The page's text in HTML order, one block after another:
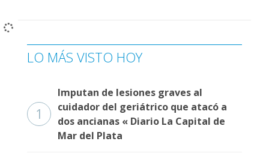
LO MÁS VISTO HOY
1
Imputan de lesiones graves al
cuidador del geriátrico que atacó a
dos ancianas « Diario La Capital de
Mar del Plata